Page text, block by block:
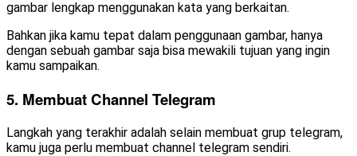
gambar lengkap menggunakan kata yang berkaitan.
Bahkan jika kamu tepat dalam penggunaan gambar, hanya
dengan sebuah gambar saja bisa mewakili tujuan yang ingin
kamu sampaikan.
5. Membuat Channel Telegram
Langkah yang terakhir adalah selain membuat grup telegram,
kamu juga perlu membuat channel telegram sendiri.